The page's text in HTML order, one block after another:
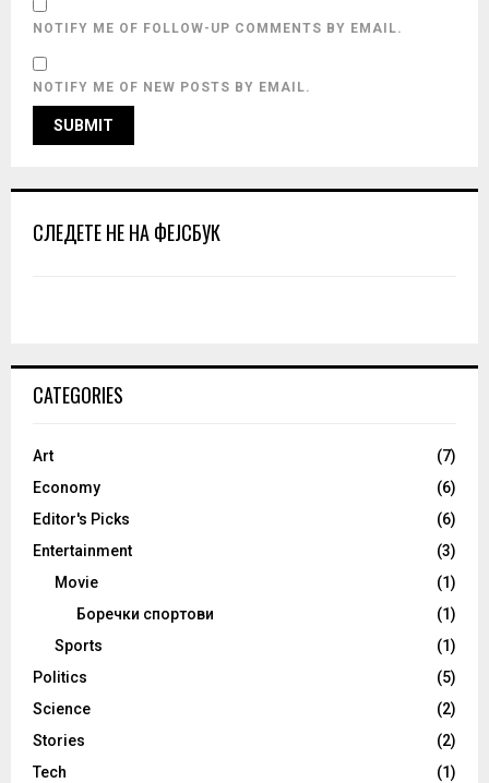
NOTIFY ME OF FOLLOW-UP COMMENTS BY EMAIL.
NOTIFY ME OF NEW POSTS BY EMAIL.
СЛЕДЕТЕ НЕ НА ФЕЈСБУК
CATEGORIES
Art
(7)
Economy
(6)
Editor's Picks
(6)
Entertainment
(3)
Movie
(1)
Боречки спортови
(1)
Sports
(1)
Politics
(5)
Science
(2)
Stories
(2)
Tech
(1)